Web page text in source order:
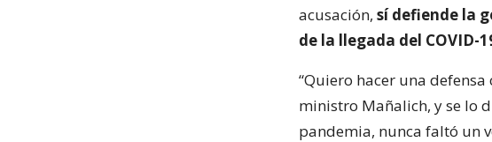
acusación, sí defiende la
de la llegada del COVID-
“Quiero hacer una
ministro Mañalich, y se lo
pandemia, nunca faltó un